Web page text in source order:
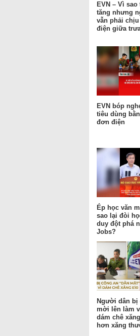
EVN – Vì
tăng nhưng
vẫn phải
điện giữa
EVN bóp
tiêu dùng
đơn điện
Ép học văn
sao lại đòi
duy đột phá
Jobs?
Người dân bị
mời lên làm
dám chê
hơn xăng